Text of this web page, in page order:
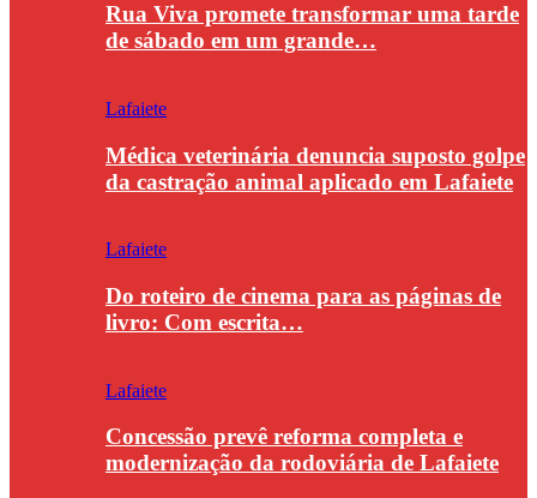
Rua Viva promete transformar uma tarde
de sábado em um grande…
Lafaiete
Médica veterinária denuncia suposto golpe
da castração animal aplicado em Lafaiete
Lafaiete
Do roteiro de cinema para as páginas de
livro: Com escrita…
Lafaiete
Concessão prevê reforma completa e
modernização da rodoviária de Lafaiete